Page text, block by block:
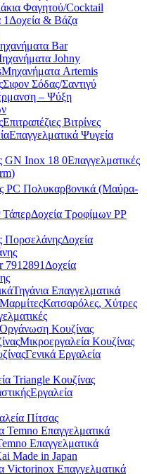
Φαγητού/Cocktail
Δοχεία & Βάζα
Bar
Johny
Μηχανήματα Artemis
Σιφον Σόδας/Σαντιγύ
– Ψύξη
Επιτραπέζιες Βιτρίνες
Επαγγελματικά Ψυγεία
Επαγγελματικές
PC Πολυκαρβονικά (Μαύρα-
Δοχεία Τροφίμων PP
Δοχεία
Δοχεία
Τηγάνια Επαγγελματικά
Κατσαρόλες, Χύτρες
Οργάνωση Κουζίνας
Μικροεργαλεία Κουζίνας
Γενικά Εργαλεία
Triangle Κουζίνας
Εργαλεία
Πίτσας
Επαγγελματικά
Made in Japan